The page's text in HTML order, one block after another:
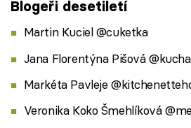
Blogeři desetiletí
Martin Kuciel @cuketka
Jana Florentýna Pišová
Markéta Pavleje
Veronika Koko Šmehlíková